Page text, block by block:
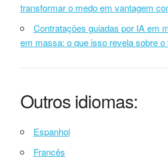
transformar o medo em vantagem
Contratações guiadas por IA em
em massa: o que isso revela sobre o
Outros idiomas:
Espanhol
Francês